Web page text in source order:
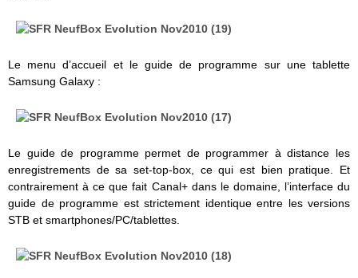
Le menu d’accueil et le guide de programme sur une tablette
Samsung Galaxy :
Le guide de programme permet de programmer à distance les
enregistrements de sa set-top-box, ce qui est bien pratique. Et
contrairement à ce que fait Canal+ dans le domaine, l’interface du
guide de programme est strictement identique entre les versions
STB et smartphones/PC/tablettes.